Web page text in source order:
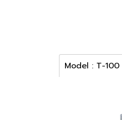
Model : T-100